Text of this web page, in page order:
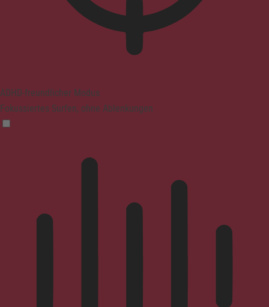
ADHD-freundlicher Modus
Fokussiertes Surfen, ohne Ablenkungen